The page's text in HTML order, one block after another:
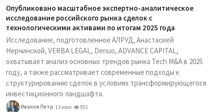
Опубликовано масштабное экспертно-аналитическое
исследование российского рынка сделок с
технологическими активами по итогам 2025 года
Исследование, подготовленное АЛРУД, Анастасией
Нерчинской, VERBA LEGAL, Denuo, ADVANCE CAPITAL,
охватывает анализ основных трендов рынка Tech M&A в 2025
году, а также рассматривает современные подходы к
структурированию сделок в условиях трансформирующегося
инвестиционного ландшафта.
Иванов Петр 13 июл 953